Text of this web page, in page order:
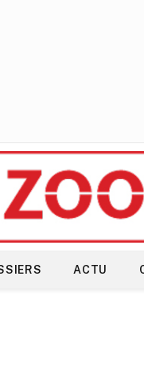
ACTU